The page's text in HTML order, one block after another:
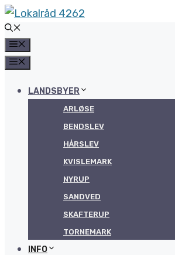
Hop
til
indhold
LANDSBYER
ARLØSE
BENDSLEV
HÅRSLEV
KVISLEMARK
NYRUP
SANDVED
SKAFTERUP
TORNEMARK
INFO